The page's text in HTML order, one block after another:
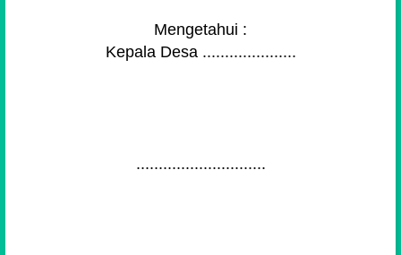
Mengetahui :
Kepala Desa .....................
.............................